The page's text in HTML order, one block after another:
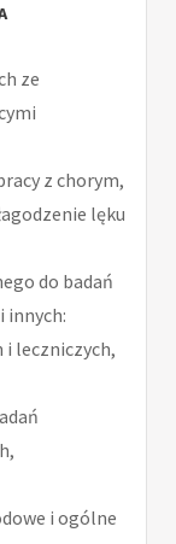
ze
z chorym,
lęku
do badań
innych:
i leczniczych,
i ogólne